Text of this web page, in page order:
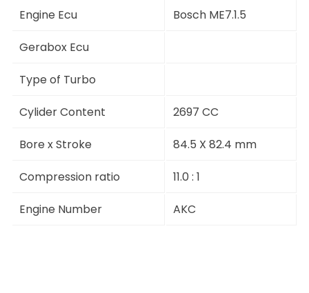
Engine Ecu Bosch ME7.1.5
Gerabox Ecu
Type of Turbo
Cylider Content 2697 CC
Bore x Stroke 84.5 X 82.4 mm
Compression ratio 11.0 : 1
Engine Number AKC